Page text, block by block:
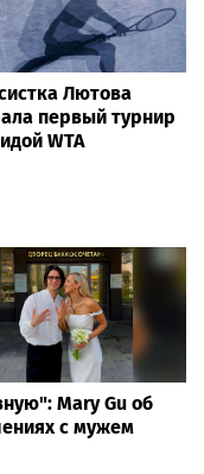
Лютова
первый турнир
WTA
Mary Gu об
с мужем